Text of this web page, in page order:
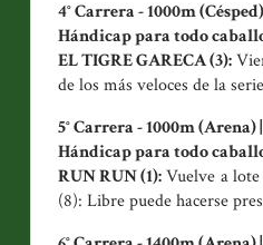
4° Carrera - 1000m
Hándicap para todo
EL TIGRE GARECA (3):
de los más veloces de la
5° Carrera - 1000m (Arena)
Hándicap para todo
RUN RUN (1):Vuelve a
(8): Libre puede hacerse